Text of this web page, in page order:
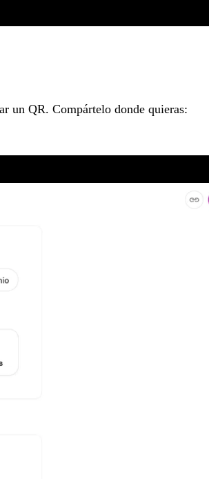
un QR. Compártelo donde quieras: